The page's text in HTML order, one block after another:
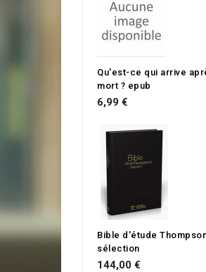
Qu'est-ce qui arrive
mort ? epub
6,99 €
Bible d'étude
sélection
144,00 €